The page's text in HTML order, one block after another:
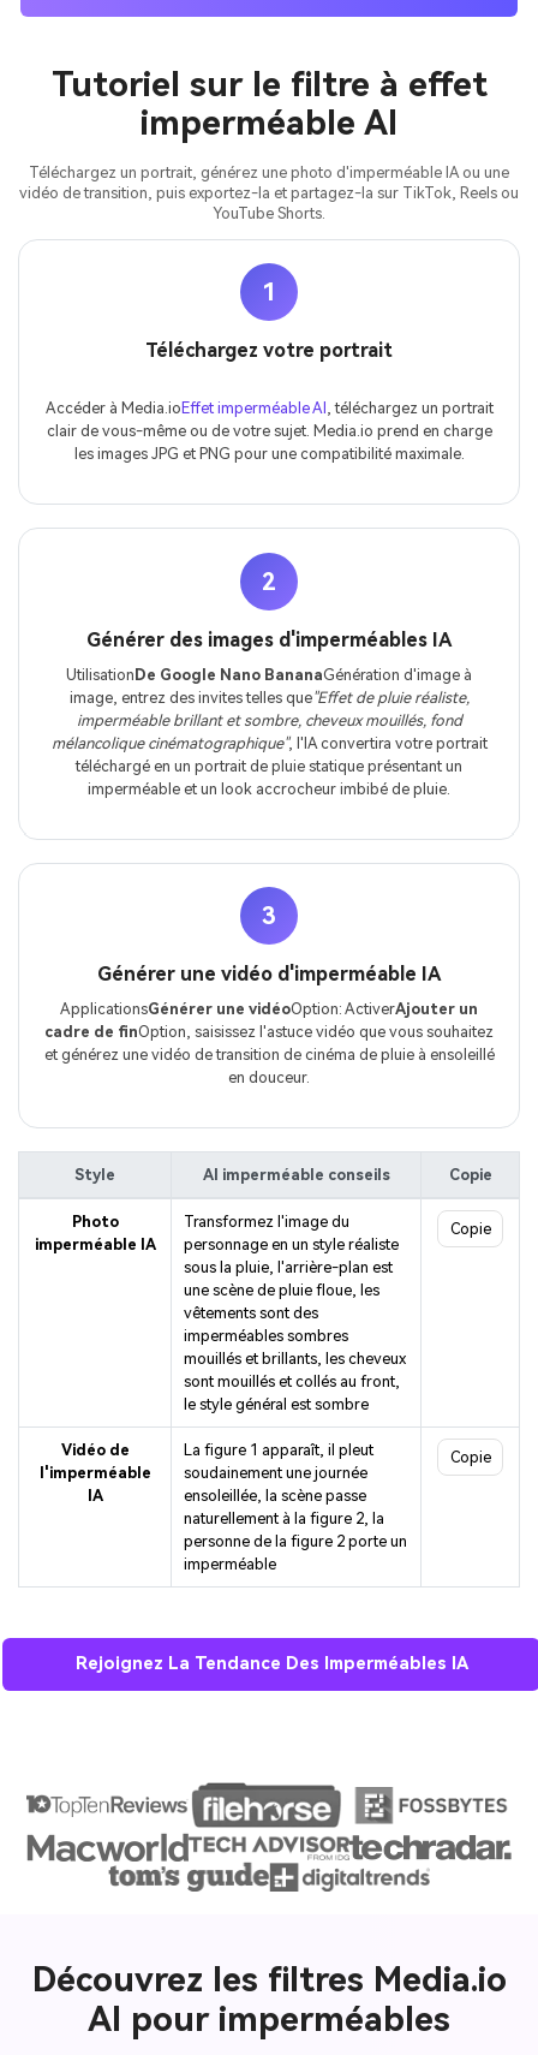
Tutoriel sur le filtre à effet
imperméable AI
Téléchargez un portrait, générez une photo d'imperméable IA ou une
vidéo de transition, puis exportez-la et partagez-la sur TikTok, Reels ou
YouTube Shorts.
1
Téléchargez votre portrait
Accéder à Media.io Effet imperméable AI , téléchargez un portrait
clair de vous-même ou de votre sujet. Media.io prend en charge
les images JPG et PNG pour une compatibilité maximale.
2
Générer des images d'imperméables IA
UtilisationDe Google Nano BananaGénération d'image à
image, entrez des invites telles que"Effet de pluie réaliste,
imperméable brillant et sombre, cheveux mouillés, fond
mélancolique cinématographique", l'IA convertira votre portrait
téléchargé en un portrait de pluie statique présentant un
imperméable et un look accrocheur imbibé de pluie.
3
Générer une vidéo d'imperméable IA
ApplicationsGénérer une vidéoOption: ActiverAjouter un
cadre de finOption, saisissez l'astuce vidéo que vous souhaitez
et générez une vidéo de transition de cinéma de pluie à ensoleillé
en douceur.
Style AI imperméable conseils Copie
Photo
imperméable IA
Transformez l'image du
personnage en un style réaliste
sous la pluie, l'arrière-plan est
une scène de pluie floue, les
vêtements sont des
imperméables sombres
mouillés et brillants, les cheveux
sont mouillés et collés au front,
le style général est sombre
Copie
Vidéo de
l'imperméable
IA
La figure 1 apparaît, il pleut
soudainement une journée
ensoleillée, la scène passe
naturellement à la figure 2, la
personne de la figure 2 porte un
imperméable
Copie
Rejoignez La Tendance Des Imperméables IA
Découvrez les filtres Media.io
AI pour imperméables